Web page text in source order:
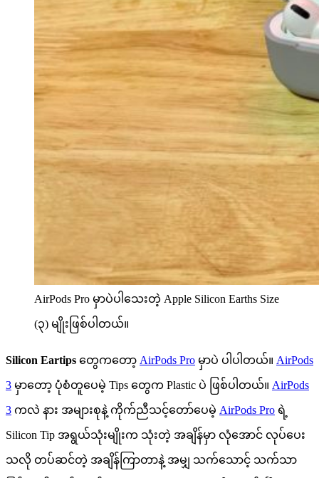
AirPods Pro မှာပဲပါသေးတဲ့ Apple Silicon Earths Size
(၃) မျိုးဖြစ်ပါတယ်။
Silicon Eartips တွေကတော့ AirPods Pro မှာပဲ ပါပါတယ်။ AirPods
3 မှာတော့ ပုံစံတူပေမဲ့ Tips တွေက Plastic ပဲ ဖြစ်ပါတယ်။ AirPods
3 ကလဲ နား အများစုနဲ့ ကိုက်ညီသင့်တော်ပေမဲ့ AirPods Pro ရဲ့
Silicon Tip အရွယ်သုံးမျိုးက သုံးတဲ့ အချိန်မှာ လုံအောင် လုပ်ပေး
သလို တပ်ဆင်တဲ့ အချိန်​ကြာတာနဲ့ အမျှ သက်သောင့် သက်သာ